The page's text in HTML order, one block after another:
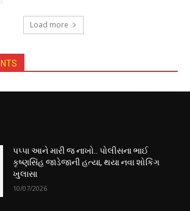
Load more
પપ્પા આને મારી જ નાખો.. પોલીસના ભાઈ
કૃષ્ણસિંહ જાડેજાની હત્યા, થયા નવા શોકિંગ
ખુલાસા
10/07/2026